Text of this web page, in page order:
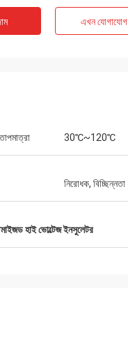
স্বজ্ঞাত পরিষেবা
এখন যোগাযোগ
30℃~120℃
নিরোধক, বিচ্ছিন্নতা
হাই ভোল্টেজ ইনসুলেটর